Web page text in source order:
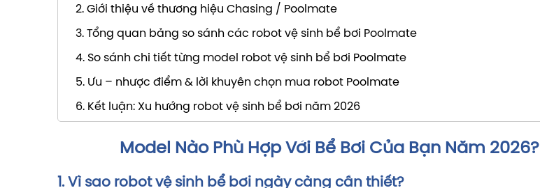
2. Giới thiệu về thương hiệu Chasing / Poolmate
3. Tổng quan bảng so sánh các robot vệ sinh bể bơi Poolmate
4. So sánh chi tiết từng model robot vệ sinh bể bơi Poolmate
5. Ưu – nhược điểm & lời khuyên chọn mua robot Poolmate
6. Kết luận: Xu hướng robot vệ sinh bể bơi năm 2026
Model Nào Phù Hợp Với Bể Bơi Của Bạn Năm 2026?
1. Vì sao robot vệ sinh bể bơi ngày càng cần thiết?